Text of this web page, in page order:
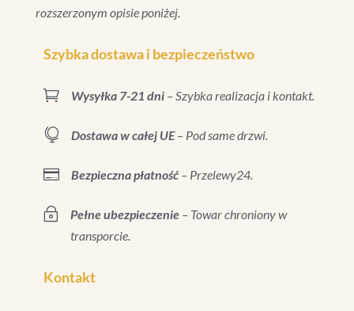
rozszerzonym opisie poniżej.
Szybka dostawa i bezpieczeństwo
 Wysyłka 7-21 dni– Szybka realizacja i kontakt.
 Dostawa w całej UE– Pod same drzwi.
 Bezpieczna płatność– Przelewy24.
~ Pełne ubezpieczenie– Towar chroniony w
transporcie.
Kontakt